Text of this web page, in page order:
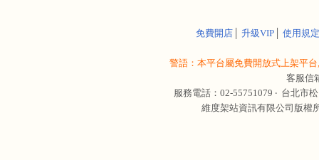
免費開店│ 升級VIP│ 使用規定
警語：本平台屬免費開放式上架平
客服信
服務電話：02-55751079 ‧ 台北市
維度架站資訊有限公司版權